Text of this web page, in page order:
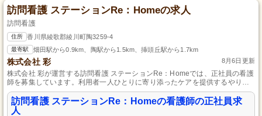
訪問看護 ステーションRe：Homeの求人
訪問看護
住所 香川県綾歌郡綾川町陶3259-4
最寄駅 畑田駅から0.9km、陶駅から1.5km、挿頭丘駅から1.7km
株式会社 彩 8月6日更新
株式会社 彩が運営する訪問看護 ステーションRe：Homeでは、正社員の看護
師を募集しています。利用者一人ひとりに寄り添ったケアを提供するやりが
いのある環境です。未経験者も歓迎し、必要な資格は特に問いません。地域
医療を支える情熱的な看護師のご応募をお待ちしています。
訪問看護 ステーションRe：Homeの看護師の正社員求
人